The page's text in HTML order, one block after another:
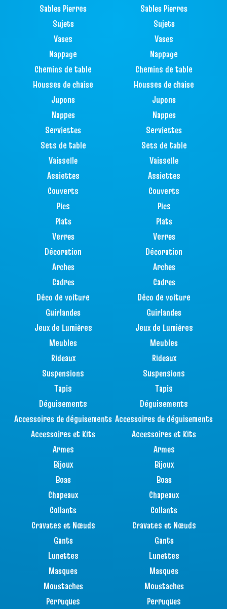
Sables Pierres
Sujets
Vases
Nappage
Chemins de table
Housses de chaise
Jupons
Nappes
Serviettes
Sets de table
Vaisselle
Assiettes
Couverts
Pics
Plats
Verres
Décoration
Arches
Cadres
Déco de voiture
Guirlandes
Jeux de Lumières
Meubles
Rideaux
Suspensions
Tapis
Déguisements
Accessoires de déguisements
Accessoires et Kits
Armes
Bijoux
Boas
Chapeaux
Collants
Cravates et Nœuds
Gants
Lunettes
Masques
Moustaches
Perruques
Sables Pierres
Sujets
Vases
Nappage
Chemins de table
Housses de chaise
Jupons
Nappes
Serviettes
Sets de table
Vaisselle
Assiettes
Couverts
Pics
Plats
Verres
Décoration
Arches
Cadres
Déco de voiture
Guirlandes
Jeux de Lumières
Meubles
Rideaux
Suspensions
Tapis
Déguisements
Accessoires de déguisements
Accessoires et Kits
Armes
Bijoux
Boas
Chapeaux
Collants
Cravates et Nœuds
Gants
Lunettes
Masques
Moustaches
Perruques